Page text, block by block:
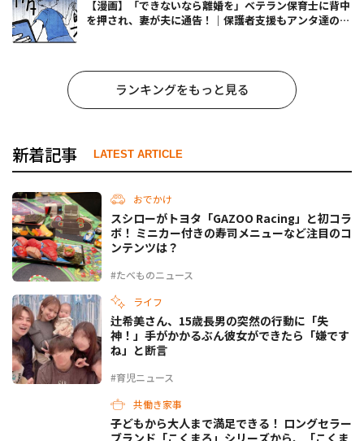
【漫画】「できないなら離婚を」ベテラン保育士に背中
を押され、妻が夫に通告！｜保護者支援もアンタ達の仕
ランキングをもっと見る
新着記事 LATEST ARTICLE
おでかけ
#たべものニュース
スシローがトヨタ「GAZOO Racing」と初コラ
ボ！ ミニカー付きの寿司メニューなど注目のコ
ンテンツは？
ライフ
#育児ニュース
辻希美さん、15歳長男の突然の行動に「失
神！」手がかかるぶん彼女ができたら「嫌です
ね」と断言
共働き家事
子どもから大人まで満足できる！ ロングセラー
ブランド「こくまろ」シリーズから、「こくま